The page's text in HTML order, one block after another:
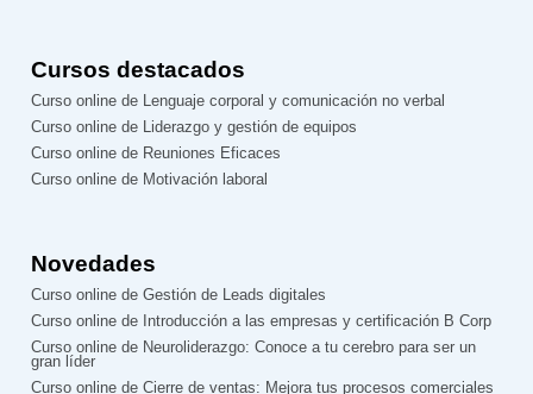
Cursos destacados
Curso online de Lenguaje corporal y comunicación no verbal
Curso online de Liderazgo y gestión de equipos
Curso online de Reuniones Eficaces
Curso online de Motivación laboral
Novedades
Curso online de Gestión de Leads digitales
Curso online de Introducción a las empresas y certificación B Corp
Curso online de Neuroliderazgo: Conoce a tu cerebro para ser un
gran líder
Curso online de Cierre de ventas: Mejora tus procesos comerciales